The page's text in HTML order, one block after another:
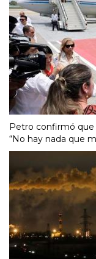
Petro confirmó que
“No hay nada que